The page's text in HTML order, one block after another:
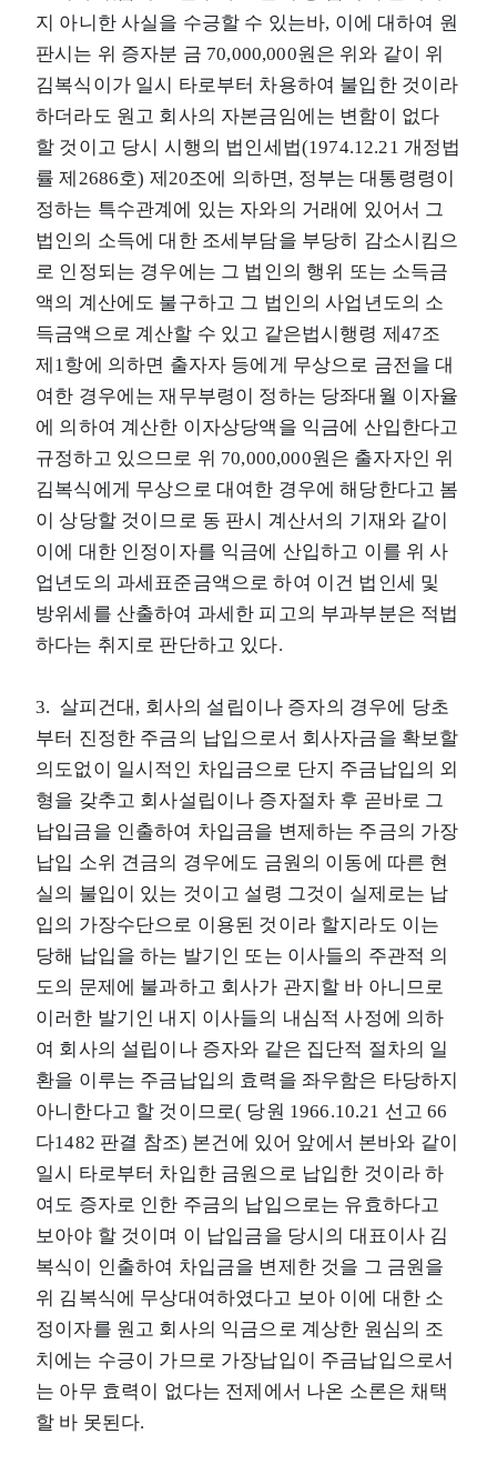
지 아니한 사실을 수긍할 수 있는바, 이에 대하여 원
판시는 위 증자분 금 70,000,000원은 위와 같이 위
김복식이가 일시 타로부터 차용하여 불입한 것이라
하더라도 원고 회사의 자본금임에는 변함이 없다
할 것이고 당시 시행의 법인세법(1974.12.21 개정법
률 제2686호) 제20조에 의하면, 정부는 대통령령이
정하는 특수관계에 있는 자와의 거래에 있어서 그
법인의 소득에 대한 조세부담을 부당히 감소시킴으
로 인정되는 경우에는 그 법인의 행위 또는 소득금
액의 계산에도 불구하고 그 법인의 사업년도의 소
득금액으로 계산할 수 있고 같은법시행령 제47조
제1항에 의하면 출자자 등에게 무상으로 금전을 대
여한 경우에는 재무부령이 정하는 당좌대월 이자율
에 의하여 계산한 이자상당액을 익금에 산입한다고
규정하고 있으므로 위 70,000,000원은 출자자인 위
김복식에게 무상으로 대여한 경우에 해당한다고 봄
이 상당할 것이므로 동 판시 계산서의 기재와 같이
이에 대한 인정이자를 익금에 산입하고 이를 위 사
업년도의 과세표준금액으로 하여 이건 법인세 및
방위세를 산출하여 과세한 피고의 부과부분은 적법
하다는 취지로 판단하고 있다.
3. 살피건대, 회사의 설립이나 증자의 경우에 당초
부터 진정한 주금의 납입으로서 회사자금을 확보할
의도없이 일시적인 차입금으로 단지 주금납입의 외
형을 갖추고 회사설립이나 증자절차 후 곧바로 그
납입금을 인출하여 차입금을 변제하는 주금의 가장
납입 소위 견금의 경우에도 금원의 이동에 따른 현
실의 불입이 있는 것이고 설령 그것이 실제로는 납
입의 가장수단으로 이용된 것이라 할지라도 이는
당해 납입을 하는 발기인 또는 이사들의 주관적 의
도의 문제에 불과하고 회사가 관지할 바 아니므로
이러한 발기인 내지 이사들의 내심적 사정에 의하
여 회사의 설립이나 증자와 같은 집단적 절차의 일
환을 이루는 주금납입의 효력을 좌우함은 타당하지
아니한다고 할 것이므로( 당원 1966.10.21 선고 66
다1482 판결 참조) 본건에 있어 앞에서 본바와 같이
일시 타로부터 차입한 금원으로 납입한 것이라 하
여도 증자로 인한 주금의 납입으로는 유효하다고
보아야 할 것이며 이 납입금을 당시의 대표이사 김
복식이 인출하여 차입금을 변제한 것을 그 금원을
위 김복식에 무상대여하였다고 보아 이에 대한 소
정이자를 원고 회사의 익금으로 계상한 원심의 조
치에는 수긍이 가므로 가장납입이 주금납입으로서
는 아무 효력이 없다는 전제에서 나온 소론은 채택
할 바 못된다.